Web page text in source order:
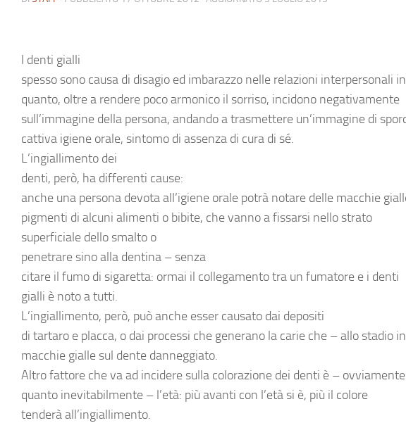
I denti gialli
spesso sono causa di disagio ed imbarazzo nelle relazioni interpersonali in
quanto, oltre a rendere poco armonico il sorriso, incidono negativamente
sull’immagine della persona, andando a trasmettere un’immagine di
cattiva igiene orale, sintomo di assenza di cura di sé.
L’ingiallimento dei
denti, però, ha differenti cause:
anche una persona devota all’igiene orale potrà notare delle macchie
pigmenti di alcuni alimenti o bibite, che vanno a fissarsi nello strato
superficiale dello smalto o
penetrare sino alla dentina – senza
citare il fumo di sigaretta: ormai il collegamento tra un fumatore e i denti
gialli è noto a tutti.
L’ingiallimento, però, può anche esser causato dai depositi
di tartaro e placca, o dai processi che generano la carie che – allo stadio
macchie gialle sul dente danneggiato.
Altro fattore che va ad incidere sulla colorazione dei denti è – ovviamente
quanto inevitabilmente – l’età: più avanti con l’età si è, più il colore
tenderà all’ingiallimento.